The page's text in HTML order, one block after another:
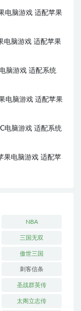
电脑游戏 适配苹果
电脑游戏 适配苹果
脑游戏 适配系统
电脑游戏 适配苹果
电脑游戏 适配系统
果电脑游戏 适配苹
NBA
三国无双
傲世三国
刺客信条
圣战群英传
太阁立志传